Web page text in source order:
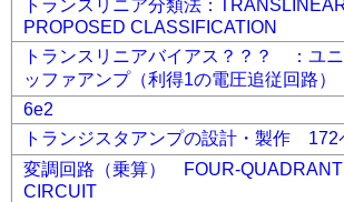
トランスリニア分類法：
PROPOSED CLASSIFICATION
トランスリニアバイアス？？？ ：ユ
ッファアンプ（利得1の電圧追従回路）
6e2
トランジスタアンプの設計・製作 172
変調回路（乗算） FOUR-QUADRANT
CIRCUIT